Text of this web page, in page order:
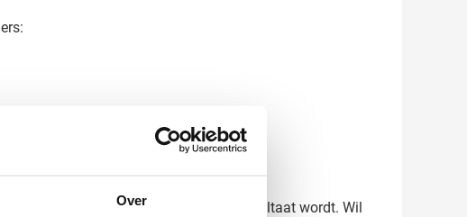
Over
en indruk maakt bij jouw relaties.
en zie vooraf precies hoe het eindresultaat wordt. Wil